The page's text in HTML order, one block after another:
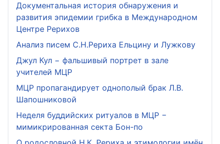
Документальная история обнаружения и
развития эпидемии грибка в Международном
Центре Рерихов
Анализ писем С.Н.Рериха Ельцину и Лужкову
Джул Кул − фальшивый портрет в зале
учителей МЦР
МЦР пропагандирует однополый брак Л.В.
Шапошниковой
Неделя буддийских ритуалов в МЦР −
мимикрированная секта Бон-по